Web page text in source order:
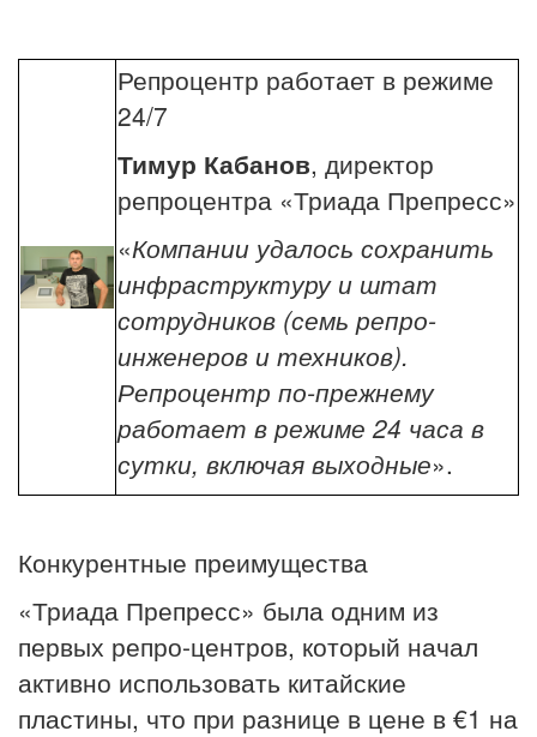
Репроцентр работает в режиме
24/7
Тимур Кабанов, директор
репроцентра «Триада Препресс»
«Компании удалось сохранить
инфраструктуру и штат
сотрудников (семь репро-
инженеров и техников).
Репроцентр по-прежнему
работает в режиме 24 часа в
сутки, включая выходные».
Конкурентные преимущества
«Триада Препресс» была одним из
первых репро-центров, который начал
активно использовать китайские
пластины, что при разнице в цене в €1 на